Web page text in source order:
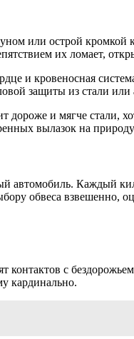
или острой кромкой
их ломает,
и кровеносная
защиты из стали
и мягче стали,
вылазок на
автомобиль. Каждый
обвеса взвешенно,
контактов с
кардинально.